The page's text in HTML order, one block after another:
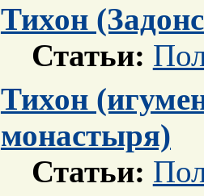
Тихон
Статьи:
Тихон
монастыря)
Статьи: